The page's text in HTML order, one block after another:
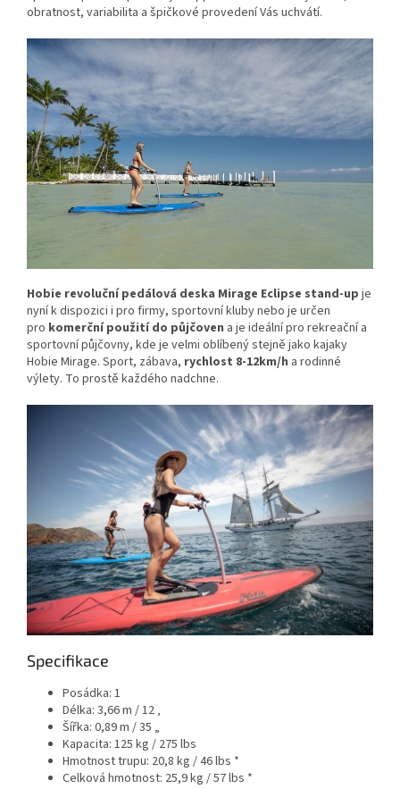
obratnost, variabilita a špičkové provedení Vás uchvátí.
Hobie revoluční pedálová deska Mirage Eclipse stand-up je
nyní k dispozici i pro firmy, sportovní kluby nebo je určen
pro komerční použití do půjčoven a je ideální pro rekreační a
sportovní půjčovny, kde je velmi oblíbený stejně jako kajaky
Hobie Mirage. Sport, zábava, rychlost 8-12km/h a rodinné
výlety. To prostě každého nadchne.
Specifikace
Posádka: 1
Délka: 3,66 m / 12 ‚
Šířka: 0,89 m / 35 „
Kapacita: 125 kg / 275 lbs
Hmotnost trupu: 20,8 kg / 46 lbs *
Celková hmotnost: 25,9 kg / 57 lbs *